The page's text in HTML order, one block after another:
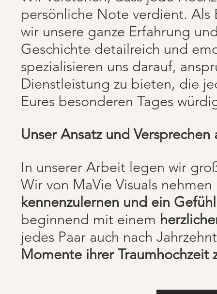
persönliche Note verdient.
wir unsere ganze Erfahrung
Geschichte detailreich und
spezialisieren uns darauf,
Dienstleistung zu bieten, die
Eures besonderen Tages
Unser Ansatz und
In unserer Arbeit legen wir
Wir von MaVie Visuals
kennenzulernen und ein
beginnend mit einem
jedes Paar auch nach
Momente ihrer Traumhochzeit